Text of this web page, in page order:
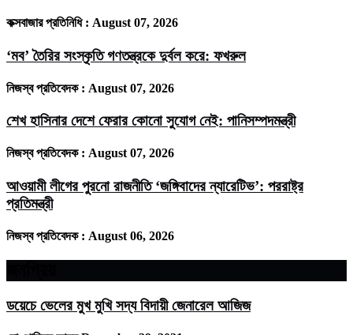
কক্সবাজার প্রতিনিধি : August 07, 2026
‘মব’ তৈরির সংস্কৃতি গণতন্ত্রকে দুর্বল করে: ফখরুল
নিজস্ব প্রতিবেদক : August 07, 2026
শেখ হাসিনার দেশে ফেরার কোনো সুযোগ নেই: পানিসম্পদমন্ত্রী
নিজস্ব প্রতিবেদক : August 07, 2026
আওয়ামী লীগের পুরনো রাজনীতি ‘জঙ্গিবাদের ন্যারেটিভ’: পররাষ্ট্র
প্রতিমন্ত্রী
নিজস্ব প্রতিবেদক : August 06, 2026
ডয়েচে ভেলের মুখ মুখি সদ্য বিদায়ী জেনারেল আজিজ